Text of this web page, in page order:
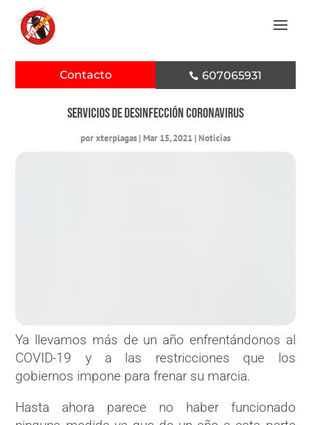
Contacto  607065931
SERVICIOS DE DESINFECCIÓN CORONAVIRUS
porxterplagas| Mar 15, 2021| Noticias
Ya llevamos más de un año enfrentándonos al
COVID-19 y a las restricciones que los
gobiernos impone para frenar su marcia.
Hasta ahora parece no haber funcionado